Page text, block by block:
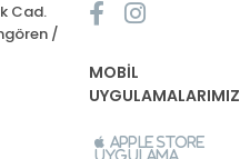
Cad.
/
MOBİL
UYGULAMALARIMIZ
Apple Store
Uygulama